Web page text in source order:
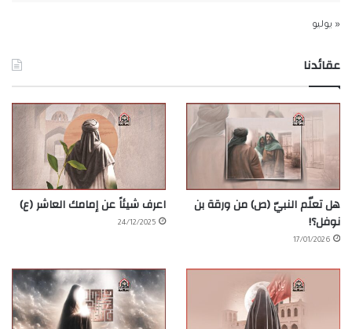
« يوليو
عقائدنا
هل تعلّم النبيّ (ص) من ورقة بن
نوفل؟!
17/01/2026
اعرف شيئاً عن إمامك العاشر (ع)
24/12/2025